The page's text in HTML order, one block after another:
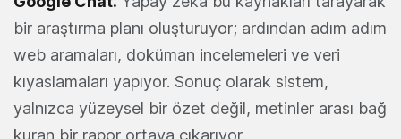
bir araştırma planı oluşturuyor; ardından adım adım
web aramaları, doküman incelemeleri ve veri
kıyaslamaları yapıyor. Sonuç olarak sistem,
yalnızca yüzeysel bir özet değil, metinler arası bağ
kuran bir rapor ortaya çıkarıyor.